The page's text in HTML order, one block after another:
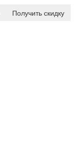
Получить скидку